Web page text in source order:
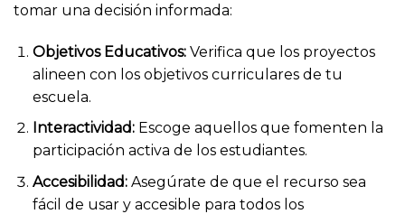
tomar una decisión informada:
Objetivos Educativos:Verifica que los proyectos
alineen con los objetivos curriculares de tu
escuela.
Interactividad:Escoge aquellos que fomenten la
participación activa de los estudiantes.
Accesibilidad:Asegúrate de que el recurso sea
fácil de usar y accesible para todos los